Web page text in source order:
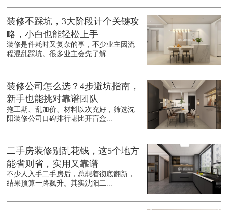
装修不踩坑，3大阶段计个关键攻
略，小白也能轻松上手
装修是件耗时又复杂的事，不少业主因流
程混乱踩坑。很多业主会先了解...
装修公司怎么选？4步避坑指南，
新手也能挑对靠谱团队
拖工期、乱加价、材料以次充好，筛选沈
阳装修公司口碑排行堪比开盲盒...
二手房装修别乱花钱，这5个地方
能省则省，实用又靠谱
不少人入手二手房后，总想着彻底翻新，
结果预算一路飙升。其实沈阳二...